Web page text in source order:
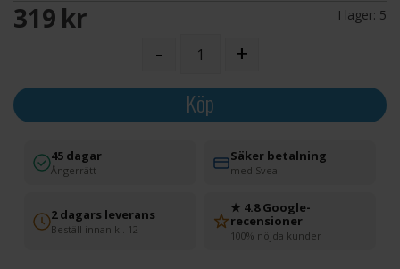
319 SEK I lager: 5
- +
Köp
45 dagar
Ångerrätt
Säker betalning
med Svea
2 dagars leverans
Beställ innan kl. 12
★ 4.8 Google-
recensioner
100% nöjda kunder